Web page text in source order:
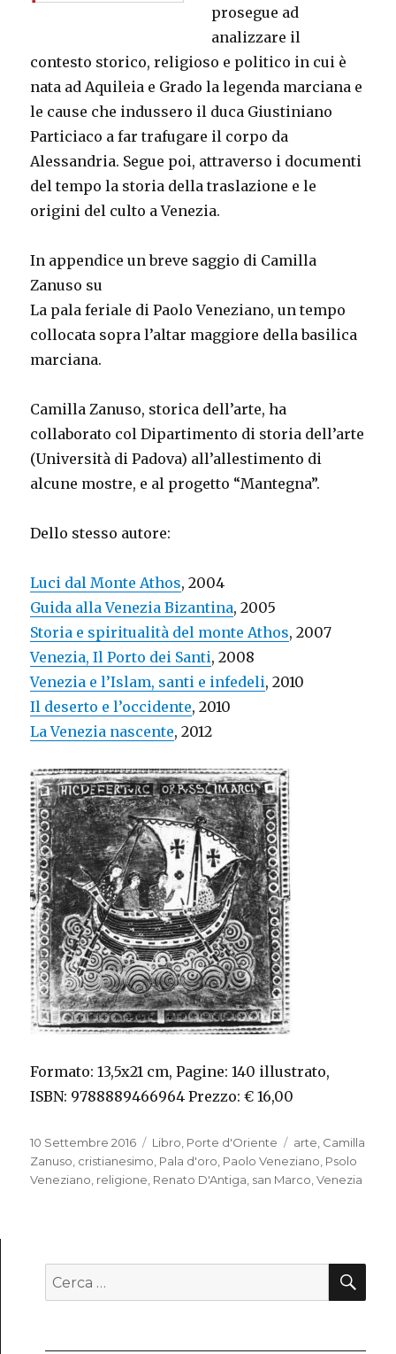
prosegue ad
analizzare il
contesto storico, religioso e politico in cui è
nata ad Aquileia e Grado la legenda marciana e
le cause che indussero il duca Giustiniano
Particiaco a far trafugare il corpo da
Alessandria. Segue poi, attraverso i documenti
del tempo la storia della traslazione e le
origini del culto a Venezia.
In appendice un breve saggio di Camilla
Zanuso su
La pala feriale di Paolo Veneziano, un tempo
collocata sopra l’altar maggiore della basilica
marciana.
Camilla Zanuso, storica dell’arte, ha
collaborato col Dipartimento di storia dell’arte
(Università di Padova) all’allestimento di
alcune mostre, e al progetto “Mantegna”.
Dello stesso autore:
Luci dal Monte Athos, 2004
Guida alla Venezia Bizantina, 2005
Storia e spiritualità del monte Athos, 2007
Venezia, Il Porto dei Santi, 2008
Venezia e l’Islam, santi e infedeli, 2010
Il deserto e l’occidente, 2010
La Venezia nascente, 2012
Formato: 13,5x21 cm, Pagine: 140 illustrato,
ISBN: 9788889466964 Prezzo: € 16,00
Pubblicato
il
10 Settembre 2016 Categorie
Libro Porte d'Oriente Tag
arte Camilla
Zanuso cristianesimo Pala d'oro Paolo Veneziano Psolo
Veneziano religione Renato D'Antiga san Marco ,Venezia
Cerca: